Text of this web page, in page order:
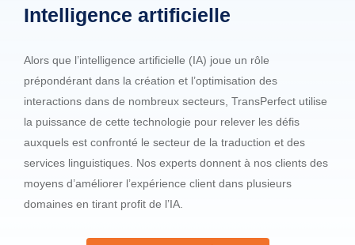
Intelligence artificielle
Alors que l’intelligence artificielle (IA) joue un rôle
prépondérant dans la création et l’optimisation des
interactions dans de nombreux secteurs, TransPerfect utilise
la puissance de cette technologie pour relever les défis
auxquels est confronté le secteur de la traduction et des
services linguistiques. Nos experts donnent à nos clients des
moyens d’améliorer l’expérience client dans plusieurs
domaines en tirant profit de l’IA.